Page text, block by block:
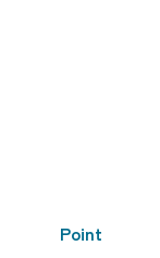
Point